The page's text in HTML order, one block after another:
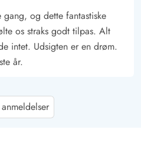
og dette fantastiske
os straks godt tilpas. Alt
intet. Udsigten er en drøm.
år.
det var meget rent,